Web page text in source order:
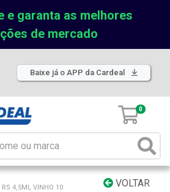
e garanta as melhores
de mercado
Baixe já o APP da Cardeal
0
VOLTAR
RS 4,5ML VINHO 10